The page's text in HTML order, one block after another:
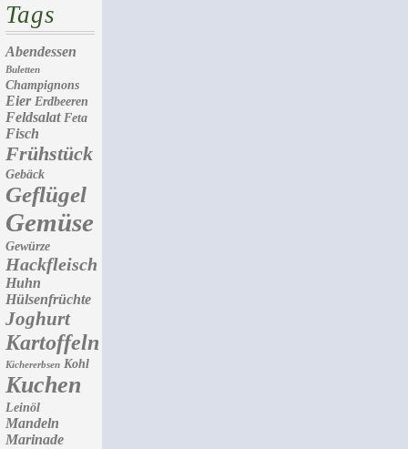
Tags
Abendessen
Buletten
Champignons
Eier Erdbeeren
Feldsalat Feta
Fisch
Frühstück
Gebäck
Geflügel
Gemüse
Gewürze
Hackfleisch
Huhn
Hülsenfrüchte
Joghurt
Kartoffeln
Kichererbsen Kohl
Kuchen
Leinöl
Mandeln
Marinade